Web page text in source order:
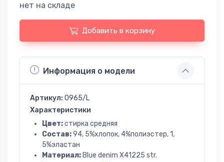
нет на складе
Добавить в корзину
Информация о модели
Артикул: 0965/L
Характеристики
Цвет:стирка средняя
Состав:94, 5%хлопок, 4%полиэстер, 1,
5%эластан
Материал: Blue denim X41225 str.